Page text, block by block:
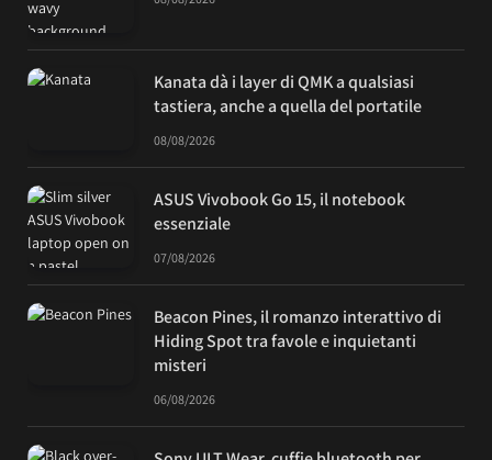
Kanata dà i layer di QMK a qualsiasi
tastiera, anche a quella del portatile
08/08/2026
ASUS Vivobook Go 15, il notebook
essenziale
07/08/2026
Beacon Pines, il romanzo interattivo di
Hiding Spot tra favole e inquietanti
misteri
06/08/2026